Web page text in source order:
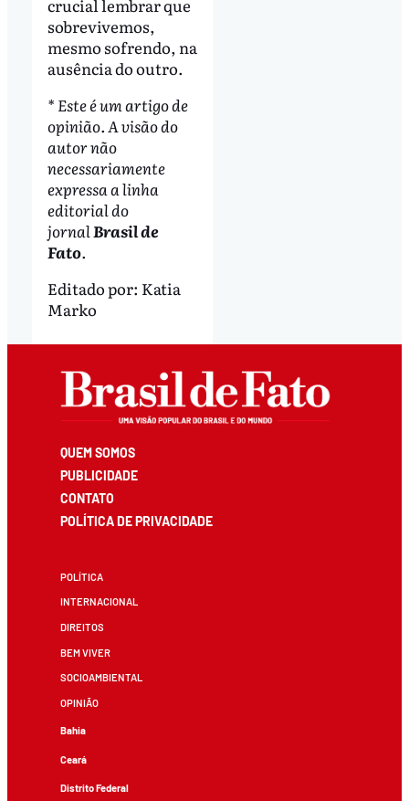
crucial lembrar que
sobrevivemos,
mesmo sofrendo, na
ausência do outro.
* Este é um artigo de
opinião. A visão do
autor não
necessariamente
expressa a linha
editorial do
jornalBrasil de
Fato.
Editado por: Katia
Marko
QUEM SOMOS
PUBLICIDADE
CONTATO
POLÍTICA DE PRIVACIDADE
POLÍTICA
INTERNACIONAL
DIREITOS
BEM VIVER
SOCIOAMBIENTAL
OPINIÃO
Bahia
Ceará
Distrito Federal